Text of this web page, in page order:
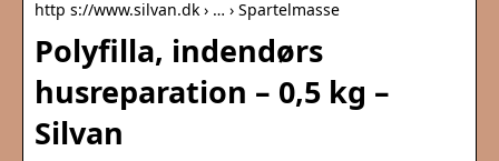
http s://www.silvan.dk › … › Spartelmasse
Polyfilla, indendørs
husreparation – 0,5 kg –
Silvan